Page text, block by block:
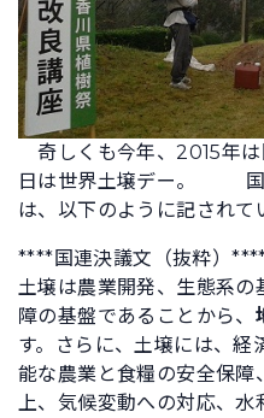
奇しくも今年、2015年
日は世界土壌デー。
は、以下のように記されて
****国連決議文（抜粋）
土壌は農業開発、生態系
障の基盤であることから、
す。さらに、土壌には、
能な農業と食糧の安全保障
上、気候変動への対応、